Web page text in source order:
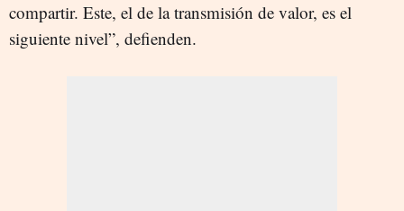
compartir. Este, el de la transmisión de valor, es el
siguiente nivel”, defienden.